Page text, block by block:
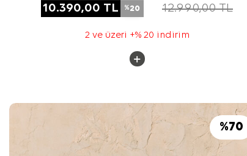
10.390,00 TL %20 12.990,00TL
2 ve üzeri +% 20 indirim
%70